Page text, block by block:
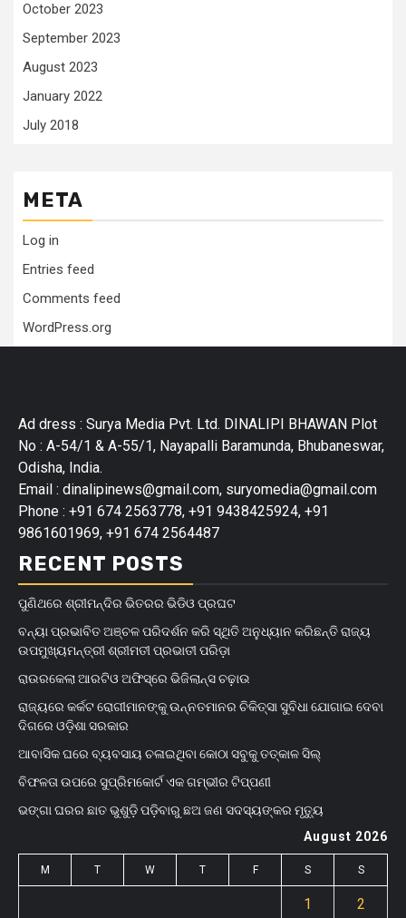
October 2023
September 2023
August 2023
January 2022
July 2018
META
Log in
Entries feed
Comments feed
WordPress.org
Ad dress : Surya Media Pvt. Ltd. DINALIPI BHAWAN Plot
No : A-54/1 & A-55/1, Nayapalli Baramunda, Bhubaneswar,
Odisha, India.
Email : dinalipinews@gmail.com, suryomedia@gmail.com
Phone : +91 674 2563778, +91 9438425924, +91
9861601969, +91 674 2564487
RECENT POSTS
ପୁଣିଥରେ ଶ୍ରୀମନ୍ଦିର ଭିତରର ଭିଡିଓ ପ୍ରଘଟ
ବନ୍ୟା ପ୍ରଭାବିତ ଅଞ୍ଚଳ ପରିଦର୍ଶନ କରି ସ୍ଥିତି ଅନୁଧ୍ୟାନ କରିଛନ୍ତି ରାଜ୍ୟ
ଉପମୁଖ୍ୟମନ୍ତ୍ରୀ ଶ୍ରୀମତୀ ପ୍ରଭାତୀ ପରିଡ଼ା
ରାଉରକେଲା ଆରଟିଓ ଅଫିସ୍‌ରେ ଭିଜିଲାନ୍ସ ଚଢ଼ାଉ
ରାଜ୍ୟରେ କର୍କଟ ରୋଗୀମାନଙ୍କୁ ଉନ୍ନତମାନର ଚିକିତ୍ସା ସୁବିଧା ଯୋଗାଇ ଦେବା
ଦିଗରେ ଓଡ଼ିଶା ସରକାର
ଆବାସିକ ଘରେ ବ୍ୟବସାୟ ଚଳାଇଥିବା କୋଠା ସବୁକୁ ତତ୍କାଳ ସିଲ୍‌
ବିଫଳତା ଉପରେ ସୁପ୍ରିମକୋର୍ଟ ଏକ ଗମ୍ଭୀର ଟିପ୍ପଣୀ
ଭଙ୍ଗା ଘରର ଛାତ ଭୁଶୁଡ଼ି ପଡ଼ିବାରୁ ଛଅ ଜଣ ସଦସ୍ୟଙ୍କର ମୃତ୍ୟୁ
August 2026
M T W T F S S
1 2